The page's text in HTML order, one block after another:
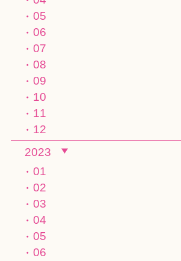
05
06
07
08
09
10
11
12
2023
01
02
03
04
05
06